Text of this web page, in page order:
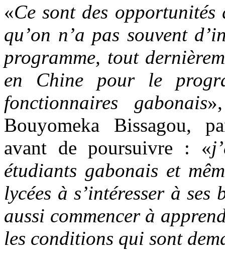
«Ce sont des
qu’on n’a pas souvent
programme, tout
en Chine pour le
fonctionnaires gabonais
Bouyomeka Bissagou,
avant de poursuivre : «
étudiants gabonais et
lycées à s’intéresser à
aussi commencer à
les conditions qui sont